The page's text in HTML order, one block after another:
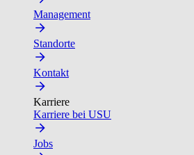
Management
Standorte
Kontakt
Karriere
Karriere bei USU
Jobs